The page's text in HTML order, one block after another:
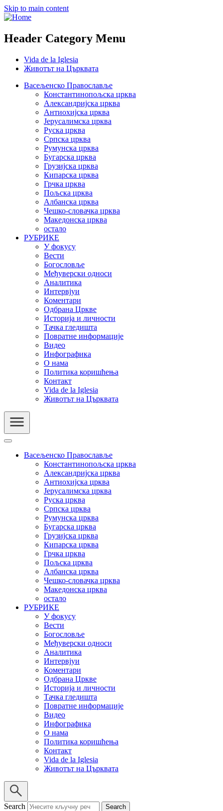
Skip to main content
Header Category Menu
Vida de la Iglesia
Животът на Църквата
Васељенско Православље
Константинопољска црква
Александријска црква
Антиохијска црква
Јерусалимска црква
Руска црква
Српска црква
Румунска црква
Бугарска црква
Грузијска црква
Кипарска црква
Грчка црква
Пољска црква
Албанска црква
Чешко-словачка црква
Македонска црква
остало
РУБРИКЕ
У фокусу
Вести
Богословље
Међуверски односи
Аналитика
Интервјуи
Коментари
Одбрана Цркве
Историја и личности
Тачка гледишта
Повратне информације
Видео
Инфографика
О нама
Политика коришћења
Контакт
Vida de la Iglesia
Животът на Църквата
Васељенско Православље
Константинопољска црква
Александријска црква
Антиохијска црква
Јерусалимска црква
Руска црква
Српска црква
Румунска црква
Бугарска црква
Грузијска црква
Кипарска црква
Грчка црква
Пољска црква
Албанска црква
Чешко-словачка црква
Македонска црква
остало
РУБРИКЕ
У фокусу
Вести
Богословље
Међуверски односи
Аналитика
Интервјуи
Коментари
Одбрана Цркве
Историја и личности
Тачка гледишта
Повратне информације
Видео
Инфографика
О нама
Политика коришћења
Контакт
Vida de la Iglesia
Животът на Църквата
Search